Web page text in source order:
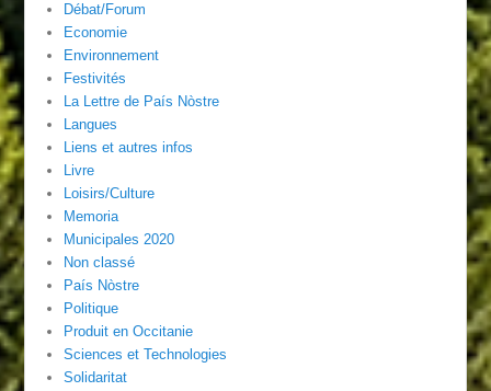
Débat/Forum
Economie
Environnement
Festivités
La Lettre de País Nòstre
Langues
Liens et autres infos
Livre
Loisirs/Culture
Memoria
Municipales 2020
Non classé
País Nòstre
Politique
Produit en Occitanie
Sciences et Technologies
Solidaritat